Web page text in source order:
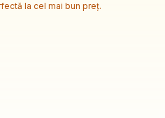
la cel mai bun preț.